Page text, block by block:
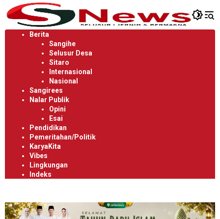
Langsung
ke
konten
Berita
Sangihe
Selusur Desa
Sitaro
Internasional
Nasional
Sangirees
Nalar Publik
Opini
Esai
Pendidikan
Pemeritahan/Politik
KaryaKita
Vibes
Lingkungan
Indeks